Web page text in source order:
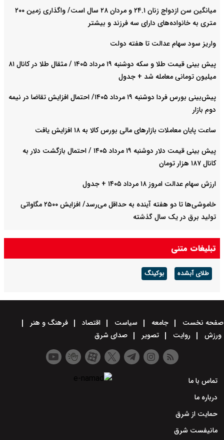
میانگین سن ازدواج زنان ۲۴.۱ و مردان ۲۸ سال است/ واگذاری زمین ۲۰۰
متری به خانواده‌های دارای سه فرزند و بیشتر
واریز سود سهام عدالت تا هفته دولت
پیش‌ بینی قیمت طلا و سکه دوشنبه ۱۹ مرداد ۱۴۰۵ / مثقال طلا در کانال ۸۱
میلیون تومانی معامله شد + جدول
پیش‌بینی بورس فردا دوشنبه ۱۹ مرداد ۱۴۰۵/ احتمال افزایش تقاضا در نیمه
دوم بازار
ساعت پایان معاملات بازارهای مالی بورس کالا به ۱۸ افزایش یافت
پیش‌ بینی قیمت دلار دوشنبه ۱۹ مرداد ۱۴۰۵ / احتمال بازگشت دلار به
کانال ۱۸۷ هزار تومان
ارزش سهام عدالت امروز ۱۸ مرداد ۱۴۰۵ + جدول
خاموشی‌ها تا دو هفته آینده به حداقل می‌رسد/ افزایش ۲۵۰۰ مگاواتی
تولید برق در یک سال گذشته
قیمت نقره امروز یکشنبه ۱۸ مرداد ۱۴۰۵ / کاهش ۳۵۰۰ تومانی قیمت در
بازار + جدول
تبلیغات متنی
طلای آبشده بوکینگ
صفحه نخست جامعه سیاست اقتصاد
فرهنگ و هنر
ورزش
روایت تصویر صدای شرق
تماس با ما
درباره ما
حمایت از شرق
مانیفست شرق